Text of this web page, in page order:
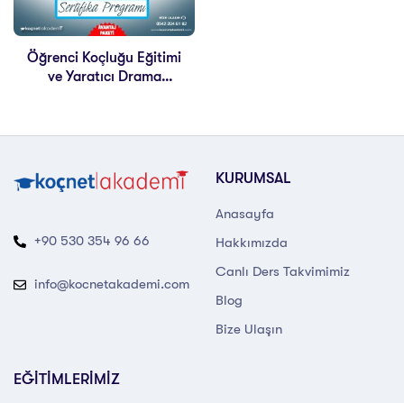
Öğrenci Koçluğu Eğitimi
ve Yaratıcı Drama
+90 530 354 96 66
info@kocnetakademi.com
KURUMSAL
Anasayfa
Hakkımızda
Canlı Ders Takvimimiz
Blog
Bize Ulaşın
EĞİTİMLERİMİZ